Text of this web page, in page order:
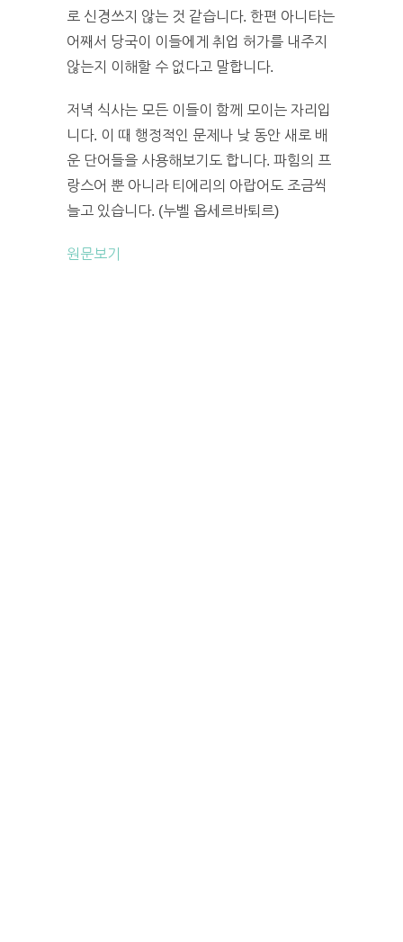
로 신경쓰지 않는 것 같습니다. 한편 아니타는
어째서 당국이 이들에게 취업 허가를 내주지
않는지 이해할 수 없다고 말합니다.
저녁 식사는 모든 이들이 함께 모이는 자리입
니다. 이 때 행정적인 문제나 낮 동안 새로 배
운 단어들을 사용해보기도 합니다. 파힘의 프
랑스어 뿐 아니라 티에리의 아랍어도 조금씩
늘고 있습니다. (누벨 옵세르바퇴르)
원문보기